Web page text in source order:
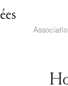
Main